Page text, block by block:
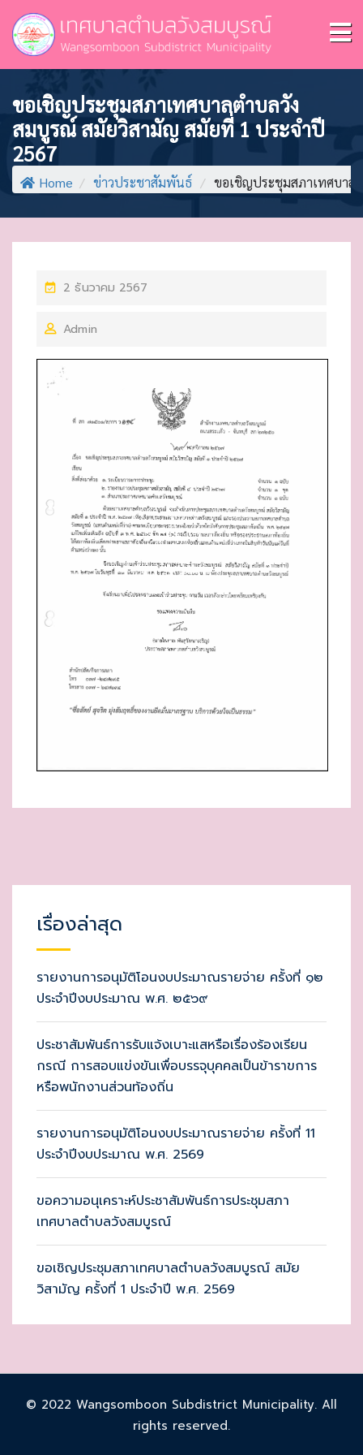
ขอเชิญประชุมสภาเทศบาลตำบลวัง
สมบูรณ์ สมัยวิสามัญ สมัยที่ 1 ประจำปี
2567
Home / ข่าวประชาสัมพันธ์ / ขอเชิญประชุมสภาเทศบาล
P
S
E
D
2 ธันวาคม 2567
Admin
เรื่องล่าสุด
รายงานการอนุมัติโอนงบประมาณรายจ่าย ครั้งที่ ๑๒
ประจำปีงบประมาณ พ.ศ. ๒๕๖๙
ประชาสัมพันธ์การรับแจ้งเบาะแสหรือเรื่องร้องเรียน
กรณี การสอบแข่งขันเพื่อบรรจุบุคคลเป็นข้าราขการ
หรือพนักงานส่วนท้องถิ่น
รายงานการอนุมัติโอนงบประมาณรายจ่าย ครั้งที่ 11
ประจำปีงบประมาณ พ.ศ. 2569
ขอความอนุเคราะห์ประชาสัมพันธ์การประชุมสภา
เทศบาลตำบลวังสมบูรณ์
ขอเชิญประชุมสภาเทศบาลตำบลวังสมบูรณ์ สมัย
วิสามัญ ครั้งที่ 1 ประจำปี พ.ศ. 2569
© 2022 Wangsomboon Subdistrict Municipality. All
rights reserved.